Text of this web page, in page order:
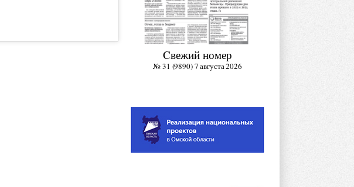
Cвежий номер
№ 31 (9890) 7 августа 2026